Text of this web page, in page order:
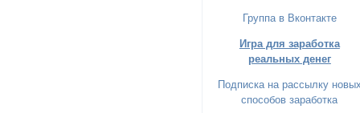
Группа в Вконтакте
Игра для заработка
реальных денег
Подписка на рассылку
способов заработка